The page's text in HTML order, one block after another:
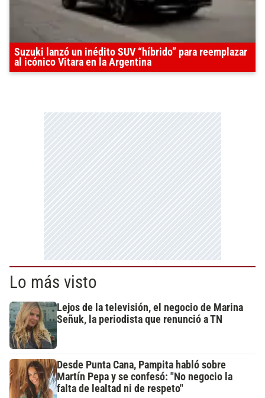
Suzuki lanzó un inédito SUV “híbrido” para reemplazar
al icónico Vitara en la Argentina
Lo más visto
Lejos de la televisión, el negocio de Marina
Señuk, la periodista que renunció a TN
Desde Punta Cana, Pampita habló sobre
Martín Pepa y se confesó: "No negocio la
falta de lealtad ni de respeto"